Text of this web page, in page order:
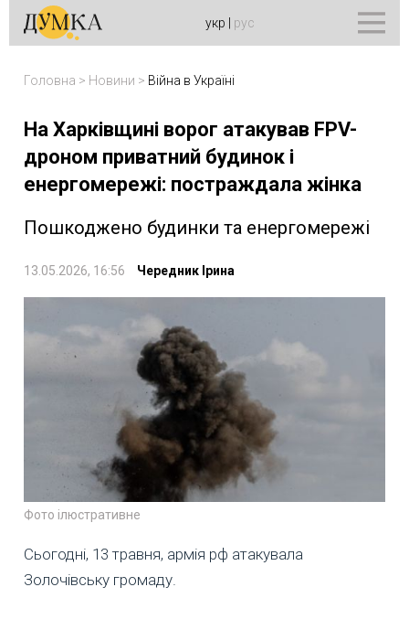
укр рус
Головна > Новини > Війна в Україні
На Харківщині ворог атакував FPV-
дроном приватний будинок і
енергомережі: постраждала жінка
Пошкоджено будинки та енергомережі
13.05.2026, 16:56 Чередник Ірина
Фото ілюстративне
Сьогодні, 13 травня, армія рф атакувала
Золочівську громаду.